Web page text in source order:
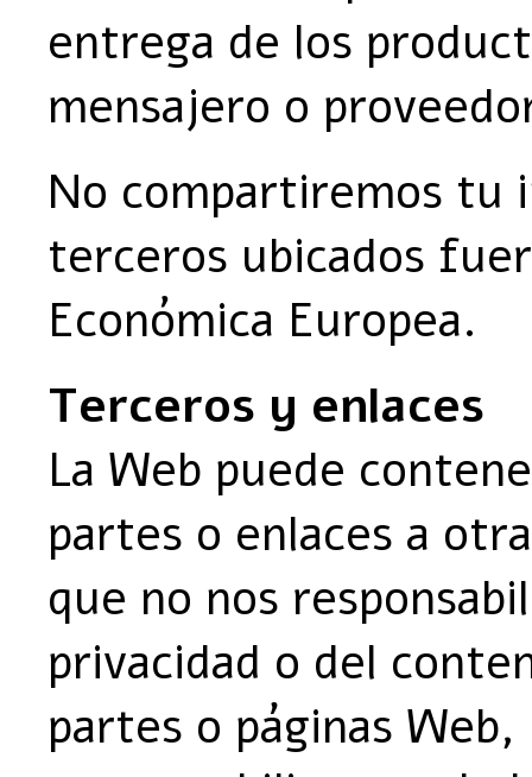
entrega de los
mensajero o
No compartiremos tu
terceros ubicados
Económica Europea.
Terceros y enlaces
La Web puede
partes o enlaces a
que no nos
privacidad o del
partes o páginas